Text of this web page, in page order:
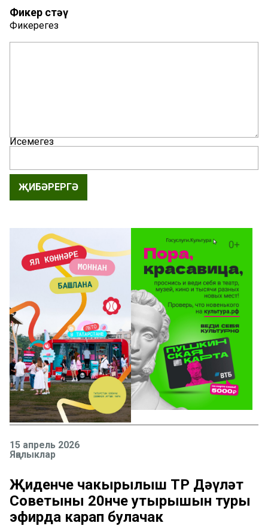
Фикер өстәү
Фикерегез
Исемегез
ҖИБӘРЕРГӘ
15 апрель 2026
Яңалыклар
Җиденче чакырылыш ТР Дәүләт
Советының 20нче утырышын туры
эфирда карап булачак